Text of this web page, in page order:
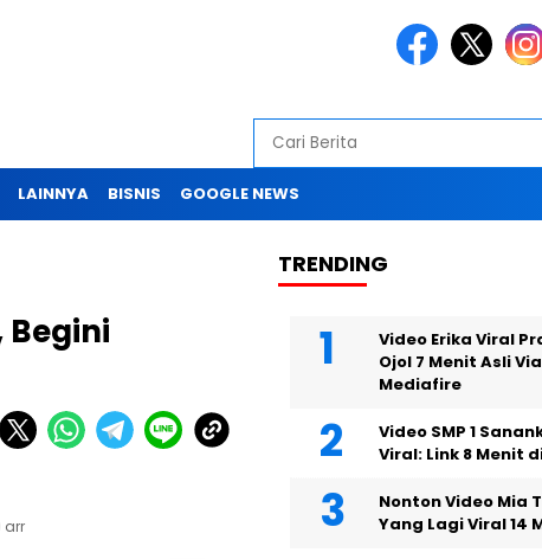
LAINNYA BISNIS GOOGLE NEWS
Begini
arr
TRENDING
Video Erika Viral
Ojol 7 Menit Asli Via
Mediafire
Video SMP 1
Viral: Link 8 Menit
Nonton Video Mia
Yang Lagi Viral 14